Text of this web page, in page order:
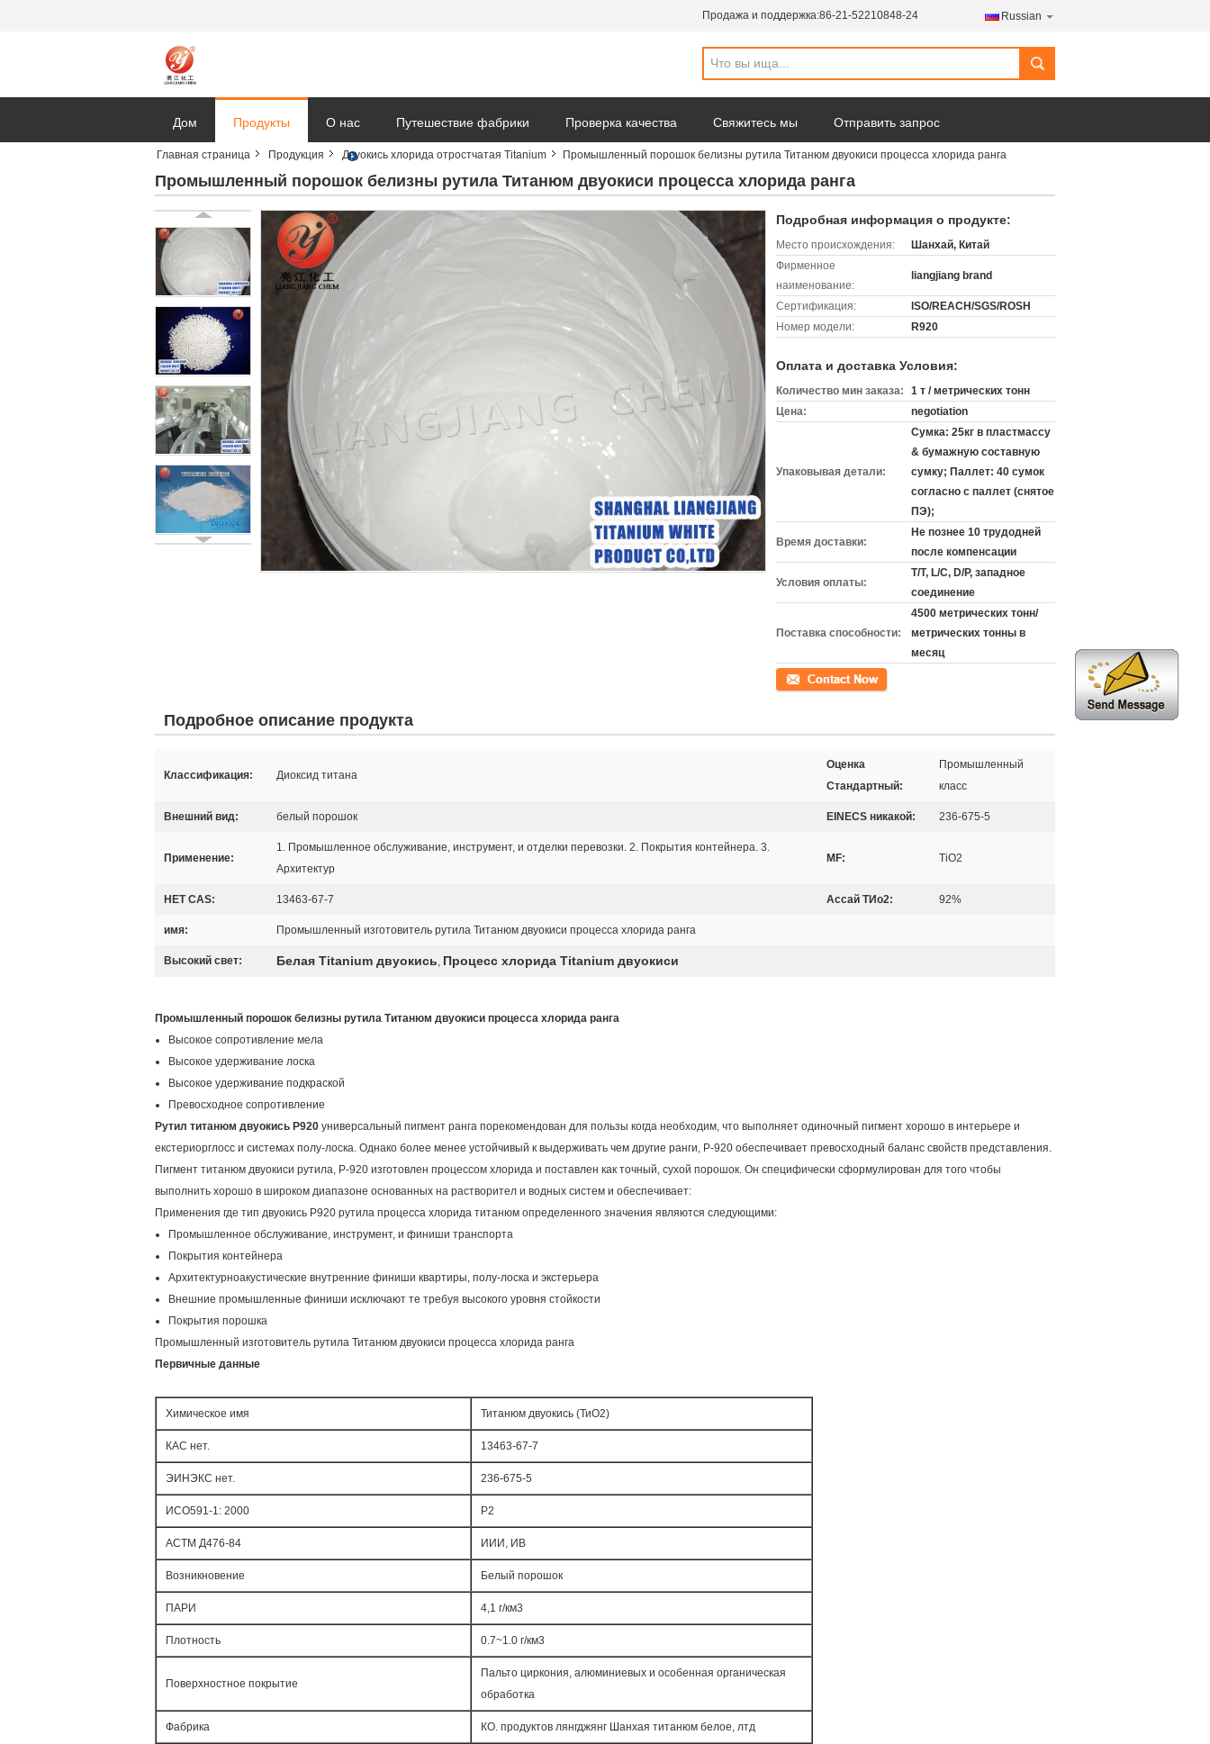
Продажа и поддержка:86-21-52210848-24 Russian
search
Дом Продукты О нас Путешествие фабрики Проверка качества Свяжитесь мы Отправить запрос
Главная страница Продукция Двуокись хлорида отростчатая Titanium Промышленный порошок белизны рутила Титанюм двуокиси процесса хлорида ранга
Промышленный порошок белизны рутила Титанюм двуокиси процесса хлорида ранга
Подробная информация о продукте:
Место происхождения:
Шанхай, Китай
Фирменное
наименование:
liangjiang brand
Сертификация:
ISO/REACH/SGS/ROSH
Номер модели:
R920
Оплата и доставка Условия:
Количество мин заказа:
1 т / метрических тонн
Цена:
negotiation
Упаковывая детали:
Сумка: 25кг в пластмассу
& бумажную составную
сумку; Паллет: 40 сумок
согласно с паллет (снятое
ПЭ);
Время доставки:
Не познее 10 трудодней
после компенсации
Условия оплаты:
T/T, L/C, D/P, западное
соединение
Поставка способности:
4500 метрических тонн/
метрических тонны в
месяц
контакт
Подробное описание продукта
Классификация: Диоксид титана
Оценка
Стандартный:
Промышленный
класс
Внешний вид: белый порошок EINECS никакой: 236-675-5
Применение:
1. Промышленное обслуживание, инструмент, и отделки перевозки. 2. Покрытия контейнера. 3.
Архитектур
MF: TiO2
НЕТ CAS: 13463-67-7 Ассай ТИо2: 92%
имя: Промышленный изготовитель рутила Титанюм двуокиси процесса хлорида ранга
Высокий свет: Белая Titanium двуокись, Процесс хлорида Titanium двуокиси
Промышленный порошок белизны рутила Титанюм двуокиси процесса хлорида ранга
Высокое сопротивление мела
Высокое удерживание лоска
Высокое удерживание подкраской
Превосходное сопротивление
Рутил титанюм двуокись Р920 универсальный пигмент ранга порекомендован для пользы когда необходим, что выполняет одиночный пигмент хорошо в интерьере и
екстериорглосс и системах полу-лоска. Однако более менее устойчивый к выдерживать чем другие ранги, Р-920 обеспечивает превосходный баланс свойств представления.
Пигмент титанюм двуокиси рутила, Р-920 изготовлен процессом хлорида и поставлен как точный, сухой порошок. Он специфически сформулирован для того чтобы
выполнить хорошо в широком диапазоне основанных на растворител и водных систем и обеспечивает:
Применения где тип двуокись Р920 рутила процесса хлорида титанюм определенного значения являются следующими:
Промышленное обслуживание, инструмент, и финиши транспорта
Покрытия контейнера
Архитектурноакустические внутренние финиши квартиры, полу-лоска и экстерьера
Внешние промышленные финиши исключают те требуя высокого уровня стойкости
Покрытия порошка
Промышленный изготовитель рутила Титанюм двуокиси процесса хлорида ранга
Первичные данные
Химическое имя Титанюм двуокись (ТиО2)
КАС нет. 13463-67-7
ЭИНЭКС нет. 236-675-5
ИСО591-1: 2000 Р2
АСТМ Д476-84 ИИИ, ИВ
Возникновение Белый порошок
ПАРИ 4,1 г/км3
Плотность 0.7~1.0 г/км3
Поверхностное покрытие
Пальто циркония, алюминиевых и особенная органическая
обработка
Фабрика КО. продуктов лянгджянг Шанхая титанюм белое, лтд